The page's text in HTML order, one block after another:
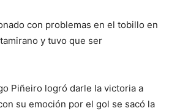
con problemas en el tobillo en
y tuvo que ser
Piñeiro logró darle la victoria a
su emoción por el gol se sacó la